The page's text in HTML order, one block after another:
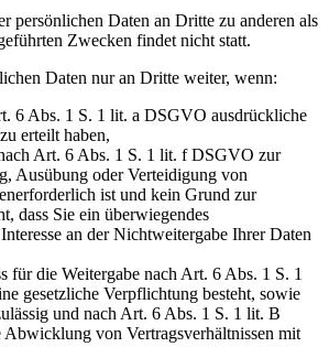
persönlichen Daten an Dritte zu anderen als
Zwecken findet nicht statt.
Daten nur an Dritte weiter, wenn:
6 Abs. 1 S. 1 lit. a DSGVO ausdrückliche
erteilt haben,
Art. 6 Abs. 1 S. 1 lit. f DSGVO zur
Ausübung oder Verteidigung von
ist und kein Grund zur
dass Sie ein überwiegendes
an der Nichtweitergabe Ihrer Daten
für die Weitergabe nach Art. 6 Abs. 1 S. 1
gesetzliche Verpflichtung besteht, sowie
und nach Art. 6 Abs. 1 S. 1 lit. B
von Vertragsverhältnissen mit